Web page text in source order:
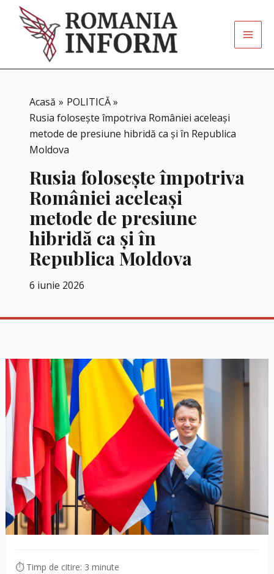
content
Acasă
POLITICĂ
Rusia folosește împotriva României aceleași
metode de presiune hibridă ca și în Republica
Moldova
Rusia folosește împotriva
României aceleași
metode de presiune
hibridă ca și în
Republica Moldova
6 iunie 2026
⏱ Timp de citire: 3 minute